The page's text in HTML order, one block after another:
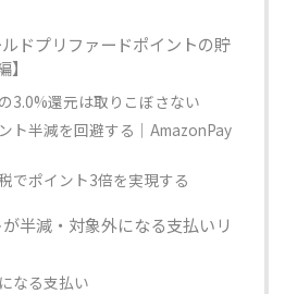
ドプリファードポイントの貯
3.0%還元は取りこぼさない
ト半減を回避する｜AmazonPay
でポイント3倍を実現する
半減・対象外になる支払いリ
なる支払い